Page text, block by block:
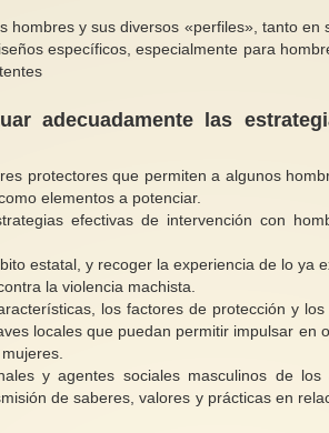
hombres y sus diversos «perfiles», tanto en
específicos, especialmente para
adecuadamente las
protectores que permiten a algunos
elementos a potenciar.
efectivas de intervención con
estatal, y recoger la experiencia de lo ya
la violencia machista.
los factores de protección y
locales que puedan permitir impulsar en
y agentes sociales masculinos de los
de saberes, valores y prácticas en